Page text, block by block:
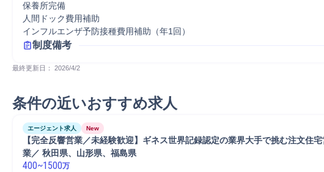
保養所完備
人間ドック費用補助
インフルエンザ予防接種費用補助（年1回）
制度備考
最終更新日： 2026/4/2
条件の近いおすすめ求人
エージェント求人 New
【完全反響営業／未経験歓迎】ギネス世界記録認定の業界大手で挑む注文住宅
業／ 秋田県、山形県、福島県
400~1500万